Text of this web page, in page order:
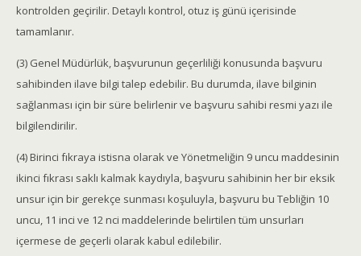
kontrolden geçirilir. Detaylı kontrol, otuz iş günü içerisinde
tamamlanır.
(3) Genel Müdürlük, başvurunun geçerliliği konusunda başvuru
sahibinden ilave bilgi talep edebilir. Bu durumda, ilave bilginin
sağlanması için bir süre belirlenir ve başvuru sahibi resmi yazı ile
bilgilendirilir.
(4) Birinci fıkraya istisna olarak ve Yönetmeliğin 9 uncu maddesinin
ikinci fıkrası saklı kalmak kaydıyla, başvuru sahibinin her bir eksik
unsur için bir gerekçe sunması koşuluyla, başvuru bu Tebliğin 10
uncu, 11 inci ve 12 nci maddelerinde belirtilen tüm unsurları
içermese de geçerli olarak kabul edilebilir.